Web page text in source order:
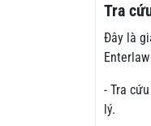
Tra
Đây là
- Tra
lý.